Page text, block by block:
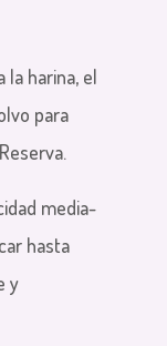
la harina, el
para
media-
hasta
y